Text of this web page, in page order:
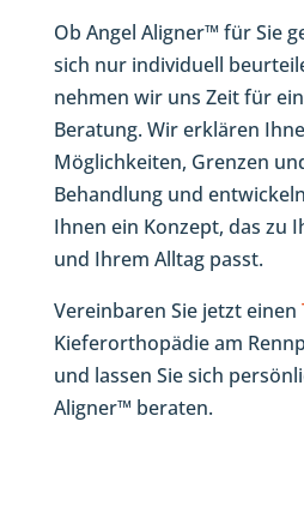
Ob Angel Aligner™ für Sie
sich nur individuell
nehmen wir uns Zeit für
Beratung. Wir erklären
Möglichkeiten, Grenzen
Behandlung und
Ihnen ein Konzept, das zu
und Ihrem Alltag passt.
Vereinbaren Sie jetzt einen
Kieferorthopädie am
und lassen Sie sich
Aligner™ beraten.